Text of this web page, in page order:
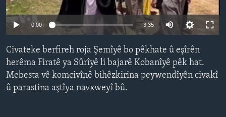
SORANÎ
FOLLOW US
360p 480p
0:00 3:35
360p
480p
Civateke berfireh roja Şemîyê bo pêkhate û eşîrên
herêma Firatê ya Sûrîyê li bajarê Kobanîyê pêk hat.
Mebesta vê komcivînê bihêzkirina peywendîyên civakî
û parastina aştîya navxweyî bû.